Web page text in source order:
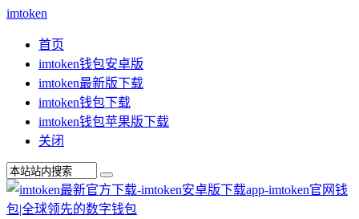
imtoken
首页
imtoken钱包安卓版
imtoken最新版下载
imtoken钱包下载
imtoken钱包苹果版下载
关闭